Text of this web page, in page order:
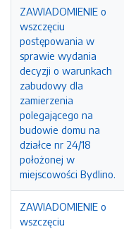
ZAWIADOMIENIE o
wszczęciu
postępowania w
sprawie wydania
decyzji o warunkach
zabudowy dla
zamierzenia
polegającego na
budowie domu na
działce nr 24/18
położonej w
miejscowości Bydlino.
ZAWIADOMIENIE o
wszczęciu